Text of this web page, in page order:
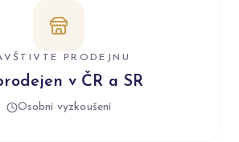
PRODEJNU
v ČR a SR
Osobní vyzkoušení